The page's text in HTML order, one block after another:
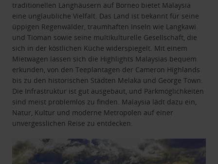
traditionellen Langhäusern auf Borneo bietet Malaysia
eine unglaubliche Vielfalt. Das Land ist bekannt für seine
üppigen Regenwälder, traumhaften Inseln wie Langkawi
und Tioman sowie seine multikulturelle Gesellschaft, die
sich in der köstlichen Küche widerspiegelt. Mit einem
Mietwagen lassen sich die Highlights Malaysias bequem
erkunden, von den Teeplantagen der Cameron Highlands
bis zu den historischen Städten Melaka und George Town.
Die Infrastruktur ist gut ausgebaut, und Parkmöglichkeiten
sind meist problemlos zu finden. Malaysia lädt dazu ein,
Natur, Kultur und moderne Metropolen auf einer
unvergesslichen Reise zu entdecken.